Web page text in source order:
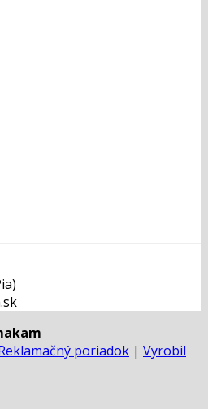
poriadok | Vyrobil